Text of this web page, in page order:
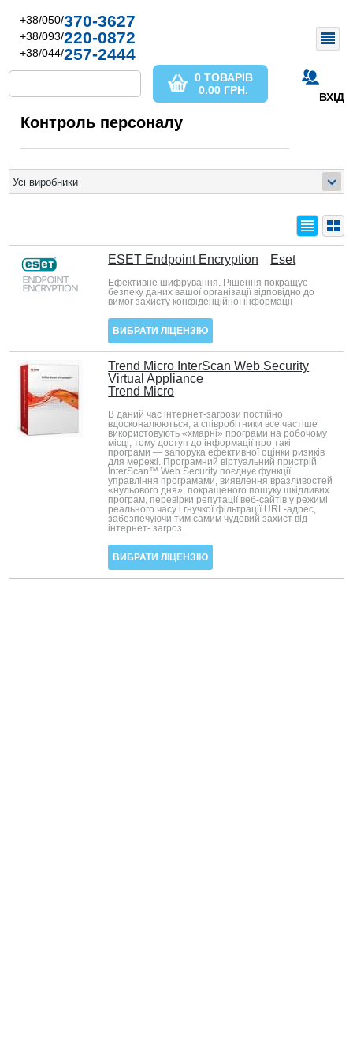
+38/050/370-3627
+38/093/220-0872
+38/044/257-2444
ВХІД
0 ТОВАРІВ
0.00 ГРН.
Контроль персоналу
ESET Endpoint Encryption Eset
Ефективне шифрування. Рішення покращує
безпеку даних вашої організації відповідно до
вимог захисту конфіденційної інформації
ВИБРАТИ ЛІЦЕНЗІЮ
Trend Micro InterScan Web Security
Virtual Appliance
Trend Micro
В даний час інтернет-загрози постійно
вдосконалюються, а співробітники все частіше
використовують «хмарні» програми на робочому
місці, тому доступ до інформації про такі
програми — запорука ефективної оцінки ризиків
для мережі. Програмний віртуальний пристрій
InterScan™ Web Security поєднує функції
управління програмами, виявлення вразливостей
«нульового дня», покращеного пошуку шкідливих
програм, перевірки репутації веб-сайтів у режимі
реального часу і гнучкої фільтрації URL-адрес,
забезпечуючи тим самим чудовий захист від
інтернет- загроз.
ВИБРАТИ ЛІЦЕНЗІЮ